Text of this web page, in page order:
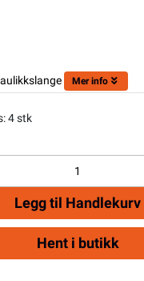
Mer info
4 stk
Legg til Handlekurv
Hent i butikk